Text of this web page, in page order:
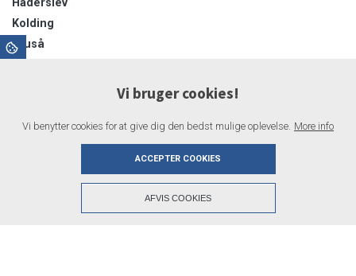
Haderslev
Kolding
Kruså
Tinglev
Vi bruger cookies!
Vi benytter cookies for at give dig den bedst mulige oplevelse. More info
ACCEPTER COOKIES
AFVIS COOKIES